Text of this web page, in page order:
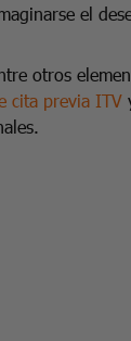
el
otros
cita previa ITV